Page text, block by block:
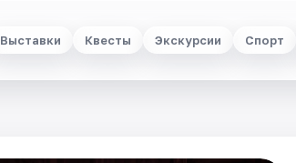
Выставки Квесты Экскурсии Спорт